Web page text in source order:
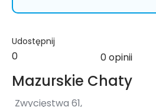
Udostępnij
0 0 opinii
Mazurskie Chaty
Zwycięstwa 61,